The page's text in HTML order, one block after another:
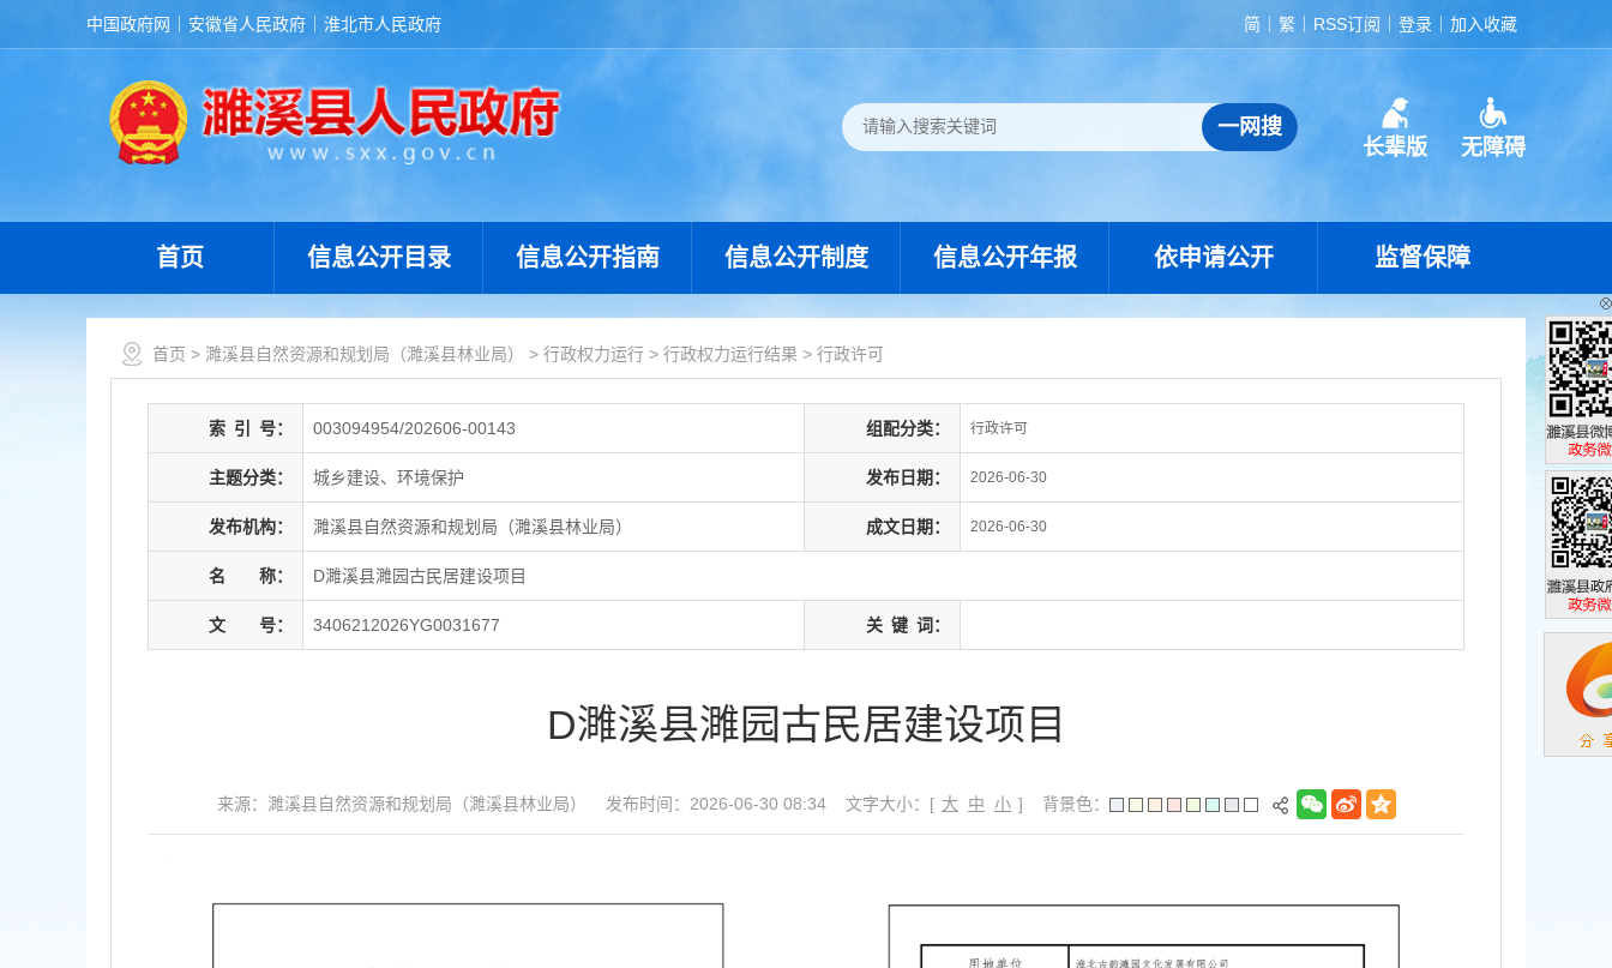
中国政府网 安徽省人民政府 淮北市人民政府 简 繁 RSS订阅 登录 加入收藏
长辈版 无障碍
首页 信息公开目录 信息公开指南 信息公开制度 信息公开年报 依申请公开 监督保障
首页 > 濉溪县自然资源和规划局（濉溪县林业局） > 行政权力运行 > 行政权力运行结果 > 行政许可
索 引 号： 003094954/202606-00143 组配分类： 行政许可
主题分类： 城乡建设、环境保护 发布日期： 2026-06-30
发布机构： 濉溪县自然资源和规划局（濉溪县林业局） 成文日期： 2026-06-30
名 称： D濉溪县濉园古民居建设项目
文 号： 3406212026YG0031677 关 键 词：
D濉溪县濉园古民居建设项目
来源：濉溪县自然资源和规划局（濉溪县林业局） 发布时间：2026-06-30 08:34 文字大小：[ 大 中 小 ] 背景色：
濉溪县政
政务微博
濉溪县政
政务微信